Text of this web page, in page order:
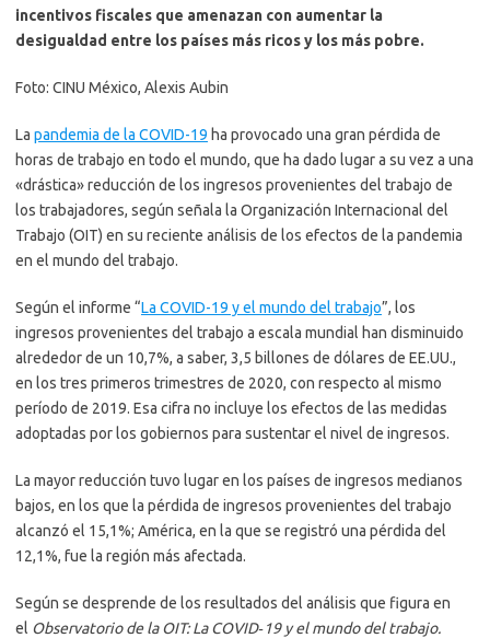
incentivos fiscales que amenazan con aumentar la
desigualdad entre los países más ricos y los más pobre.
Foto: CINU México, Alexis Aubin
La pandemia de la COVID-19 ha provocado una gran pérdida de
horas de trabajo en todo el mundo, que ha dado lugar a su vez a una
«drástica» reducción de los ingresos provenientes del trabajo de
los trabajadores, según señala la Organización Internacional del
Trabajo (OIT) en su reciente análisis de los efectos de la pandemia
en el mundo del trabajo.
Según el informe “La COVID-19 y el mundo del trabajo”, los
ingresos provenientes del trabajo a escala mundial han disminuido
alrededor de un 10,7%, a saber, 3,5 billones de dólares de EE.UU.,
en los tres primeros trimestres de 2020, con respecto al mismo
período de 2019. Esa cifra no incluye los efectos de las medidas
adoptadas por los gobiernos para sustentar el nivel de ingresos.
La mayor reducción tuvo lugar en los países de ingresos medianos
bajos, en los que la pérdida de ingresos provenientes del trabajo
alcanzó el 15,1%; América, en la que se registró una pérdida del
12,1%, fue la región más afectada.
Según se desprende de los resultados del análisis que figura en
el Observatorio de la OIT: La COVID‑19 y el mundo del trabajo.